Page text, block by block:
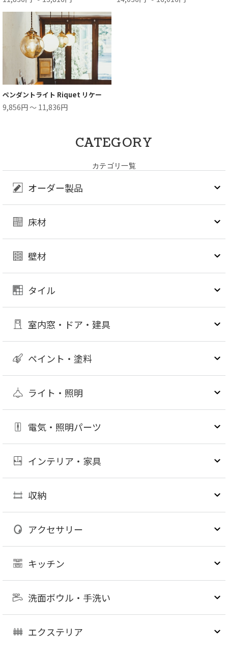
ペンダントライト Riquet リケー
9,856円 ～ 11,836円
CATEGORY
カテゴリ一覧
オーダー製品
床材
壁材
タイル
室内窓・ドア・建具
ペイント・塗料
ライト・照明
電気・照明パーツ
インテリア・家具
収納
アクセサリー
キッチン
洗面ボウル・手洗い
エクステリア